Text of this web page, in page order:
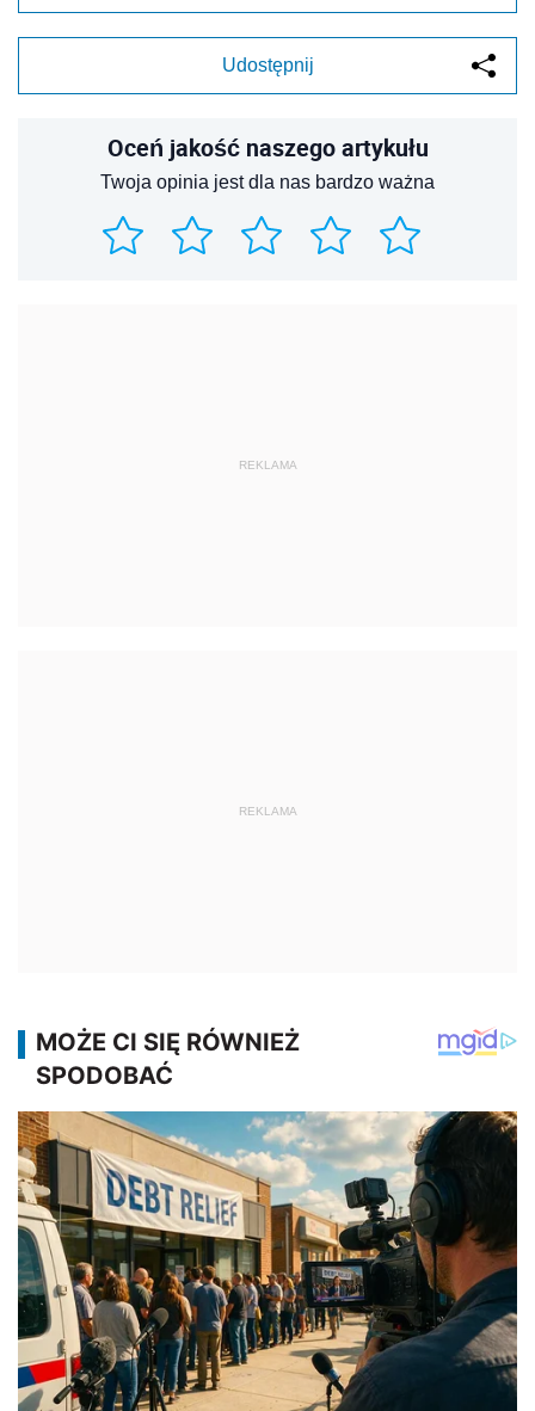
Udostępnij
Oceń jakość naszego artykułu
Twoja opinia jest dla nas bardzo ważna
REKLAMA
REKLAMA